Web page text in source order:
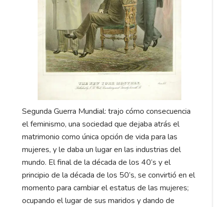
Segunda Guerra Mundial: trajo cómo consecuencia
el feminismo, una sociedad que dejaba atrás el
matrimonio como única opción de vida para las
mujeres, y le daba un lugar en las industrias del
mundo. El final de la década de los 40’s y el
principio de la década de los 50’s, se convirtió en el
momento para cambiar el estatus de las mujeres;
ocupando el lugar de sus maridos y dando de